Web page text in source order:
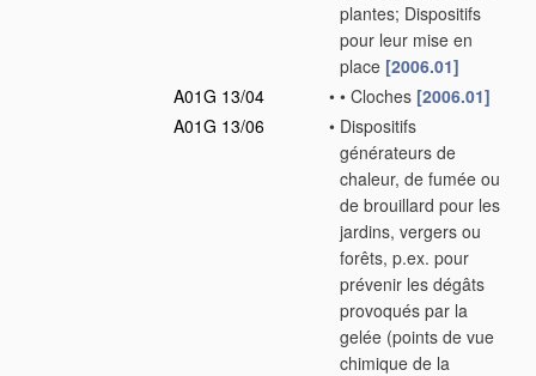
plantes; Dispositifs
pour leur mise en
place [2006.01]
A01G 13/04
• • Cloches [2006.01]
A01G 13/06
• Dispositifs
générateurs de
chaleur, de fumée ou
de brouillard pour les
jardins, vergers ou
forêts, p.ex. pour
prévenir les dégâts
provoqués par la
gelée (points de vue
chimique de la